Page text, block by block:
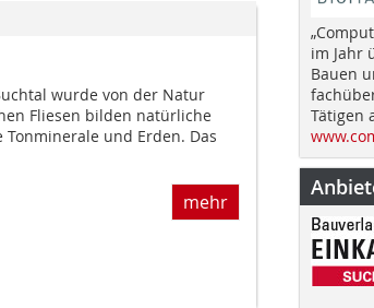
wurde von der Natur
Fliesen bilden natürliche
und Erden. Das
mehr
im Jahr
Bauen
Tätigen